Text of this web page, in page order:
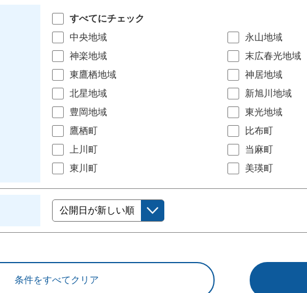
すべてにチェック
中央地域
永山地域
神楽地域
末広春光地域
東鷹栖地域
神居地域
北星地域
新旭川地域
豊岡地域
東光地域
鷹栖町
比布町
上川町
当麻町
東川町
美瑛町